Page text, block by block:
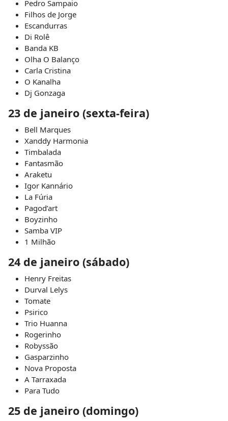
Pedro Sampaio
Filhos de Jorge
Escandurras
Di Rolê
Banda KB
Olha O Balanço
Carla Cristina
O Kanalha
Dj Gonzaga
23 de janeiro (sexta-feira)
Bell Marques
Xanddy Harmonia
Timbalada
Fantasmão
Araketu
Igor Kannário
La Fúria
Pagod’art
Boyzinho
Samba VIP
1 Milhão
24 de janeiro (sábado)
Henry Freitas
Durval Lelys
Tomate
Psirico
Trio Huanna
Rogerinho
Robyssão
Gasparzinho
Nova Proposta
A Tarraxada
Para Tudo
25 de janeiro (domingo)